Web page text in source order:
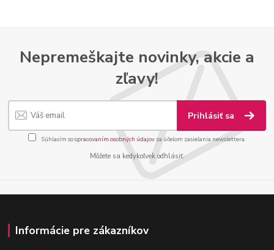
Nepremeškajte novinky, akcie a
zľavy!
Prihlásiť sa
Súhlasím sospracovaním osobných údajov za účelom zasielania newslettera.
Môžete sa kedykoľvek odhlásiť.
Informácie pre zákazníkov